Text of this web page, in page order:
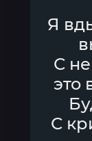
Я
С
это
С